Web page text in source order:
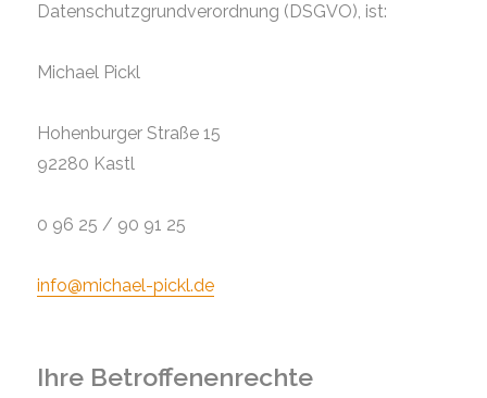
Datenschutzgrundverordnung (DSGVO), ist:
Michael Pickl
Hohenburger Straße 15
92280 Kastl
0 96 25 / 90 91 25
info@michael-pickl.de
Ihre Betroffenenrechte